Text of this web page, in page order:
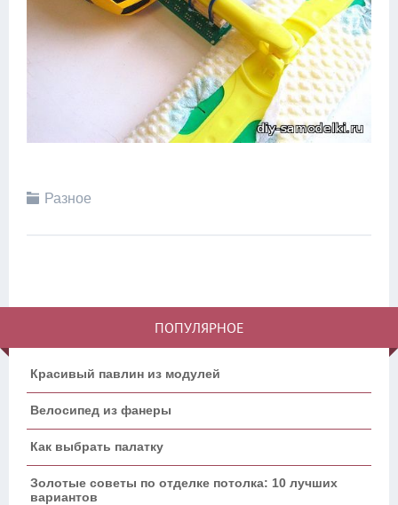
Разное
ПОПУЛЯРНОЕ
Красивый павлин из модулей
Велосипед из фанеры
Как выбрать палатку
Золотые советы по отделке потолка: 10 лучших
вариантов